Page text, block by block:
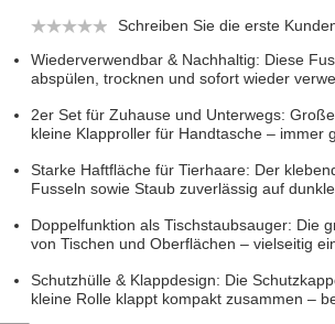
Schreiben Sie die erste
Wiederverwendbar & Nachhaltig: Diese
abspülen, trocknen und sofort wieder
2er Set für Zuhause und Unterwegs:
kleine Klapproller für Handtasche – immer
Starke Haftfläche für Tierhaare: Der
Fusseln sowie Staub zuverlässig auf
Doppelfunktion als Tischstaubsauger: Die
von Tischen und Oberflächen – vielseitig
Schutzhülle & Klappdesign: Die
kleine Rolle klappt kompakt zusammen –